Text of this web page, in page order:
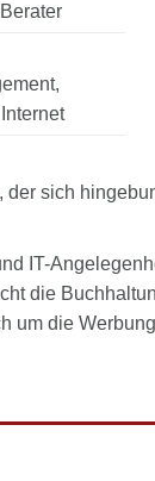
sich
IT-
die
um die